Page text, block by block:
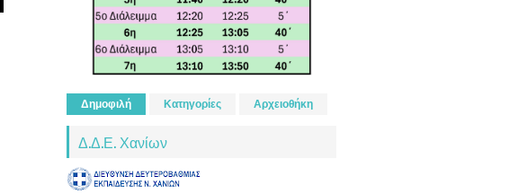
Δημοφιλή Κατηγορίες Αρχειοθήκη
Δ.Δ.Ε. Χανίων